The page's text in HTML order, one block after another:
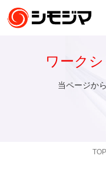
TOP
ワーク
当ページか